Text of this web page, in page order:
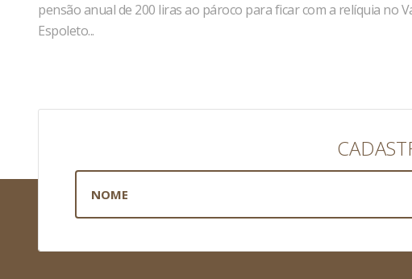
pensão anual de 200 liras ao pároco para ficar com a relíquia no
Espoleto...